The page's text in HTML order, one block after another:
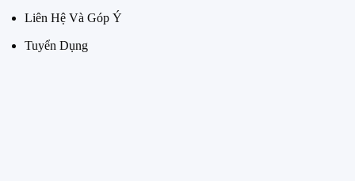
Liên Hệ Và Góp Ý
Tuyển Dụng